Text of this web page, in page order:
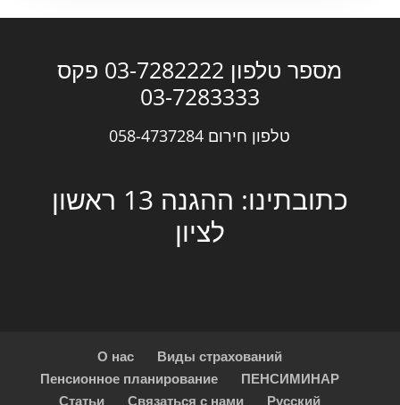
מספר טלפון 03-7282222 פקס
03-7283333
טלפון חירום 058-4737284
כתובתינו: ההגנה 13 ראשון
לציון
О нас
Виды страхований
Пенсионное планирование
ПЕНСИМИНАР
Статьи
Связаться с нами Русский